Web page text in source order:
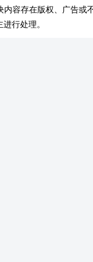
内容存在版权、广告或
行处理。